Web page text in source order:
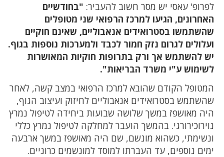
לפרופ' עאסי יש מסר חשוב להעביר: "בחודשיים
האחרונים, הגיעו למרכז הרפואי שני מטופלים
שהשתמשו בסטרואידים אנאבוליים, שאינם חוקיים
ועלולים לגרום נזק חמור לכבד ולמערכות נוספות בגוף.
יש להשתמש אך ורק בתרופות חוקיות המאושרות
לשימוש ע"י משרד הבריאות".
המטופל הקודם שהובא למרכז הרפואי במצב קשה, לאחר
שהשתמש בסטרואידים אנאבוליים לחיזוק ועיצוב הגוף,
היה מאושפז במשך שלושה שבועות ביחידה לטיפול נמרץ
נוירוכירורגי. בהמשך הועבר למחלקה לטיפול נמרץ כללי
ונשימתי, כשהוא מונשם, שם היה מאושפז במשך ארבעה
ימים נוספים, עד העברתו למוסד למונשמים כרוניים.